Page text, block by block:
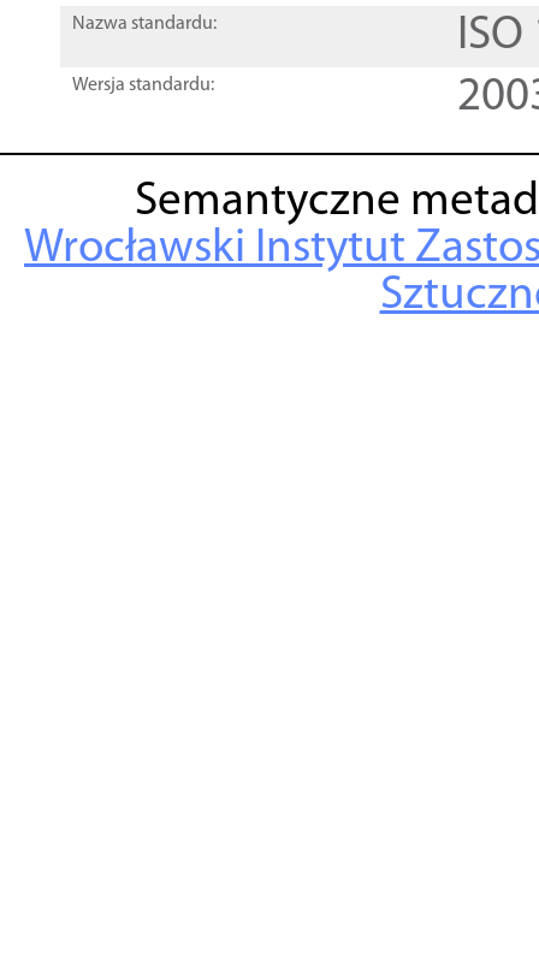
Nazwa standardu:
Wersja standardu:
Semantyczne
Wrocławski Instytut